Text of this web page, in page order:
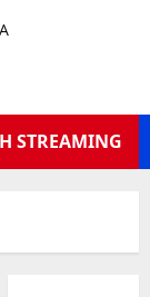
STREAMING